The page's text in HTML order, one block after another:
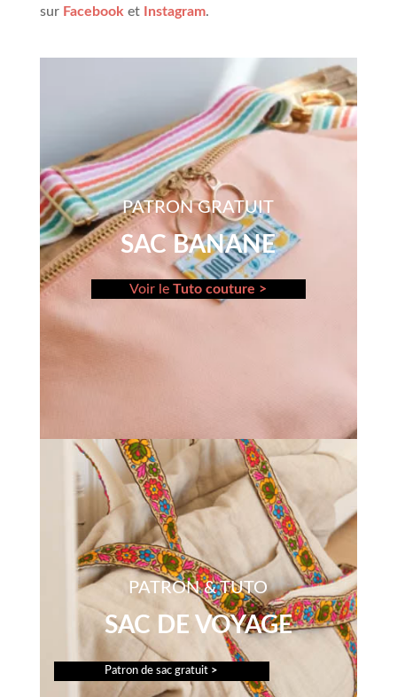
sur Facebook et Instagram.
PATRON GRATUIT
SAC BANANE
Voir leTuto couture >
PATRON & TUTO
SAC DE VOYAGE
Patron de sac gratuit >